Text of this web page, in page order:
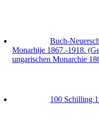
Buch-
Monarhije 1867.-1918.
ungarischen Monarchie
100 Schilling